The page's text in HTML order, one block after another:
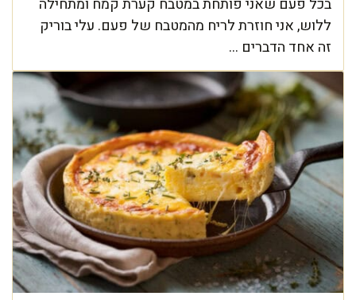
בכל פעם שאני פותחת במטבח קערת קמח ומתחילה
ללוש, אני חוזרת לריח מהמטבח של פעם. עלי בוריק
זה אחד הדברים ...